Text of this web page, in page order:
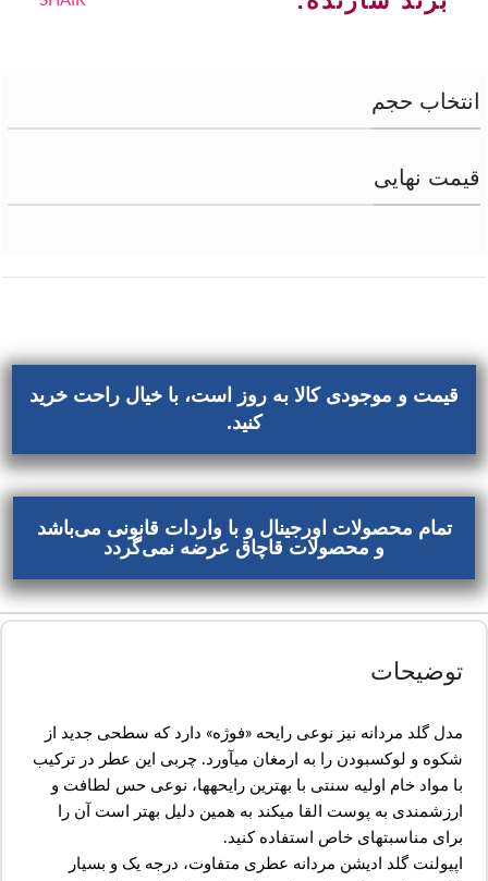
انتخاب حجم
قیمت نهایی
قیمت و موجودی کالا به روز است، با خیال راحت خرید
کنید.
تمام محصولات اورجینال و با واردات قانونی می‌باشد
و محصولات قاچاق عرضه نمی‌گردد
توضیحات
مدل گلد مردانه نیز نوعی رایحه «فوژه» دارد که سطحی جدید از
شکوه و لوکسبودن را به ارمغان میآورد. چربی این عطر در ترکیب
با مواد خام اولیه سنتی با بهترین رایحهها، نوعی حس لطافت و
ارزشمندی به پوست القا میکند به همین دلیل بهتر است آن را
برای مناسبتهای خاص استفاده کنید.
اپیولنت گلد ادیشن مردانه عطری متفاوت، درجه یک و بسیار